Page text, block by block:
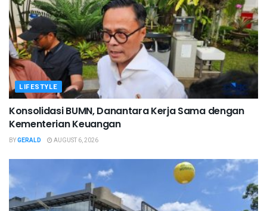
LIFESTYLE
Konsolidasi BUMN, Danantara Kerja Sama dengan
Kementerian Keuangan
BYGERALD AUGUST 6, 2026